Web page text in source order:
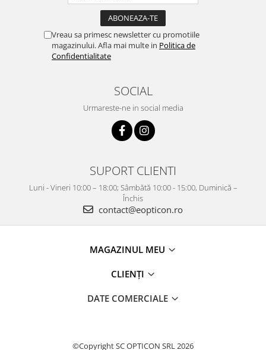
Vreau sa primesc newsletter cu promotiile
magazinului. Afla mai multe in Politica de
Confidentialitate
SOCIAL
Urmareste-ne in social media
SUPORT CLIENTI
Luni - Vineri 10:00 – 18:00; Sâmbătă 10:00 - 15:00, Duminică –
Închis
contact@eopticon.ro
MAGAZINUL MEU
CLIENȚI
DATE COMERCIALE
©Copyright SC OPTICON SRL 2026